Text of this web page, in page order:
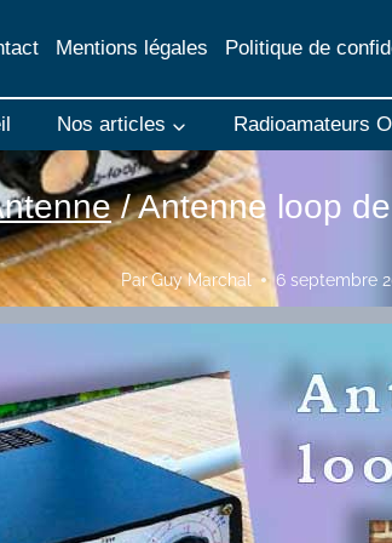
Mentions légales Politique de
Nos articles Radioamateurs
/Antenne loop
ParGuy Marchal 6 septembre